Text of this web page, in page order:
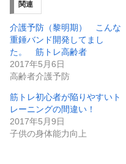
関連
介護予防（黎明期） こんな
重錘バンド開発してまし
た。 筋トレ高齢者
2017年5月6日
高齢者介護予防
筋トレ初心者が陥りやすいト
レーニングの間違い！
2017年5月9日
子供の身体能力向上